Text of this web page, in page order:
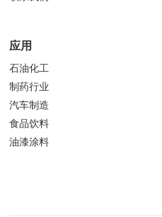
应用
石油化工
制药行业
汽车制造
食品饮料
油漆涂料